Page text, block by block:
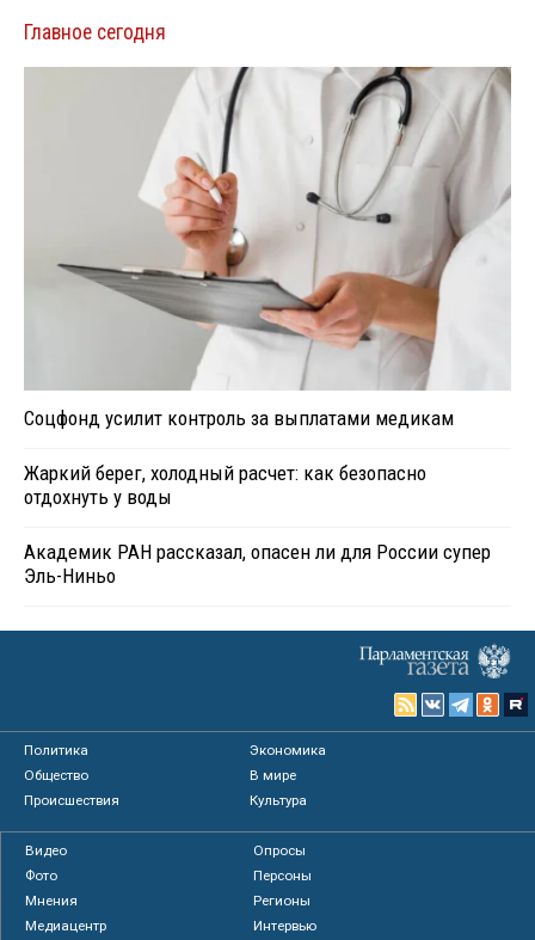
Главное сегодня
Соцфонд усилит контроль за выплатами медикам
Жаркий берег, холодный расчет: как безопасно
отдохнуть у воды
Академик РАН рассказал, опасен ли для России супер
Эль-Ниньо
Политика
Экономика
Общество
В мире
Происшествия
Культура
Видео
Опросы
Фото
Персоны
Мнения
Регионы
Медиацентр
Интервью